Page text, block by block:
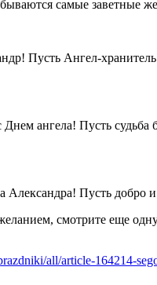
самые заветные
Пусть Ангел-хранитель
ангела! Пусть
Пусть добро и
смотрите еще
all/article-164214-